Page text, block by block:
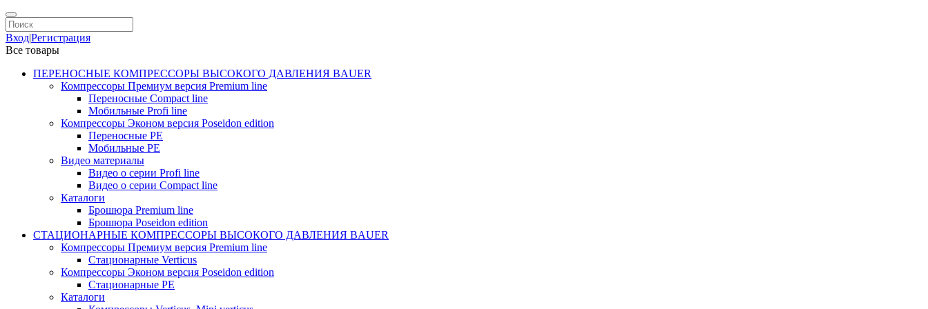
Вход|Регистрация
Все товары
ПЕРЕНОСНЫЕ КОМПРЕССОРЫ ВЫСОКОГО ДАВЛЕНИЯ BAUER
Компрессоры Премиум версия Premium line
Переносные Compact line
Мобильные Profi line
Компрессоры Эконом версия Poseidon edition
Переносные PE
Мобильные PE
Видео материалы
Видео о серии Profi line
Видео о серии Compact line
Каталоги
Брошюра Premium line
Брошюра Poseidon edition
СТАЦИОНАРНЫЕ КОМПРЕССОРЫ ВЫСОКОГО ДАВЛЕНИЯ BAUER
Компрессоры Премиум версия Premium line
Стационарные Verticus
Компрессоры Эконом версия Poseidon edition
Стационарные PE
Каталоги